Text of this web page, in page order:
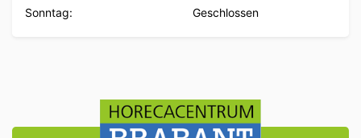
Sonntag:
Geschlossen